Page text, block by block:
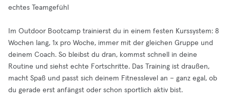
echtes Teamgefühl
Im Outdoor Bootcamp trainierst du in einem festen Kurssystem: 8
Wochen lang, 1x pro Woche, immer mit der gleichen Gruppe und
deinem Coach. So bleibst du dran, kommst schnell in deine
Routine und siehst echte Fortschritte. Das Training ist draußen,
macht Spaß und passt sich deinem Fitnesslevel an – ganz egal, ob
du gerade erst anfängst oder schon sportlich aktiv bist.